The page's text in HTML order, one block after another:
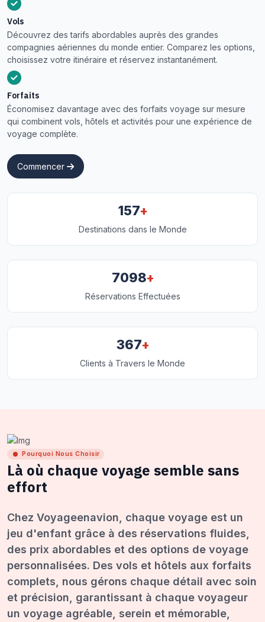
Vols
Découvrez des tarifs abordables auprès des grandes
compagnies aériennes du monde entier. Comparez les options,
choisissez votre itinéraire et réservez instantanément.
Forfaits
Économisez davantage avec des forfaits voyage sur mesure
qui combinent vols, hôtels et activités pour une expérience de
voyage complète.
Commencer
157+
Destinations dans le Monde
7098+
Réservations Effectuées
367+
Clients à Travers le Monde
Pourquoi Nous Choisir
Là où chaque voyage semble sans
effort
Chez Voyageenavion, chaque voyage est un
jeu d'enfant grâce à des réservations fluides,
des prix abordables et des options de voyage
personnalisées. Des vols et hôtels aux forfaits
complets, nous gérons chaque détail avec soin
et précision, garantissant à chaque voyageur
un voyage agréable, serein et mémorable,